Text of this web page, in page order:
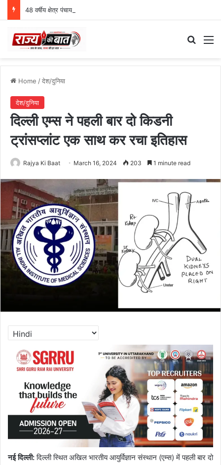
48 वर्षीय क्षेत्र पंचायत सदस्य का खीरगंगा किनारे शव मिला
Home /देश/दुनिया
देश/दुनिया
दिल्ली एम्स ने पहली बार दो किडनी
ट्रांसप्लांट एक साथ कर रचा इतिहास
Rajya Ki Baat March 16, 2024 203 1 minute read
नई दिल्ली:दिल्ली स्थित अखिल भारतीय आयुर्विज्ञान संस्थान (एम्स) में पहली बार दो